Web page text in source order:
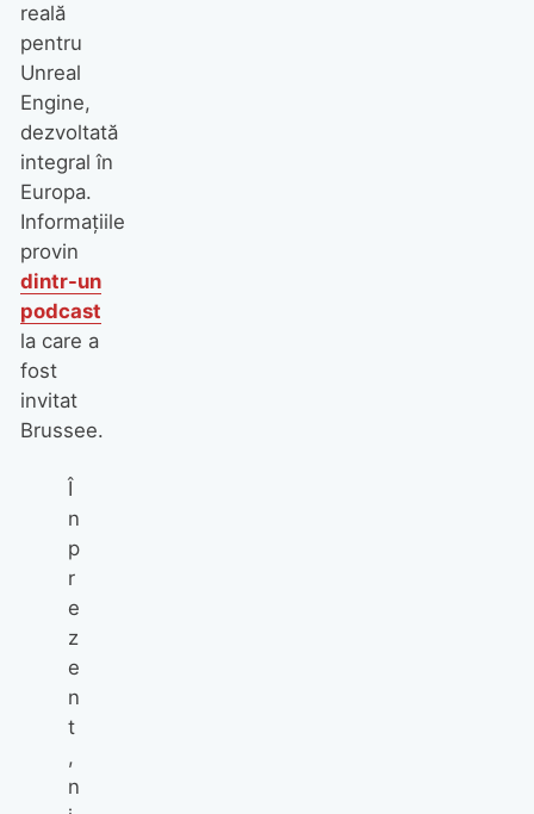
reală
pentru
Unreal
Engine,
dezvoltată
integral în
Europa.
Informațiile
provin
dintr-un
podcast
la care a
fost
invitat
Brussee.
Î
n
p
r
e
z
e
n
t
,
n